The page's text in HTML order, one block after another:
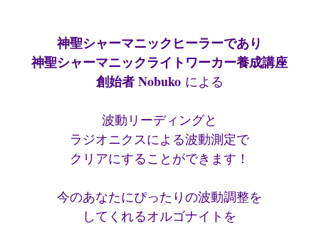
神聖シャーマニックヒーラーであり
神聖シャーマニックライトワーカー養成講座
創始者 Nobuko による
波動リーディングと
ラジオニクスによる波動測定で
クリアにすることができます！
今のあなたにぴったりの波動調整を
してくれるオルゴナイトを